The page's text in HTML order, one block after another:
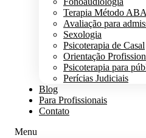
Terapia Método ABA
Avaliação para
Sexologia
Psicoterapia de Casal
Orientação
Psicoterapia para
Perícias Judiciais
Blog
Para Profissionais
Contato
Menu